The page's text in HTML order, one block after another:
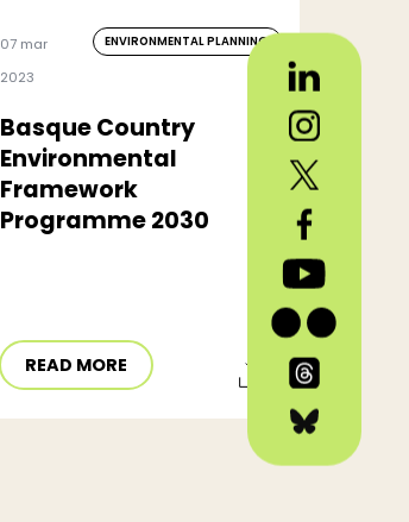
07 mar
2023
ENVIRONMENTAL PLANNING
Basque Country
Environmental
Framework
Programme 2030
READ MORE